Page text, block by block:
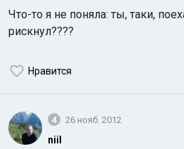
Что-то я не поняла: ты, таки,
рискнул????
Нравится
4 26 нояб. 2012
niil